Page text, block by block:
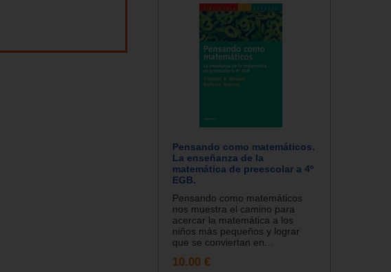
Pensando como matemáticos.
La enseñanza de la
matemática de preescolar a 4º
EGB.
Pensando como matemáticos
nos muestra el camino para
acercar la matemática a los
niños más pequeños y lograr
que se conviertan en...
10.00 €